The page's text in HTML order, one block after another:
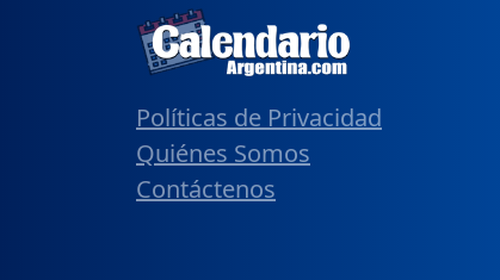
Políticas de Privacidad
Quiénes Somos
Contáctenos